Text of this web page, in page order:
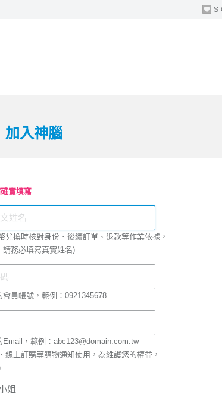
加入神腦
實填寫
兌換時核對身份、後續訂單、退款等作業依據，
請務必填寫真實姓名)
員帳號，範例：0921345678
Email，範例：abc123@domain.com.tw
線上訂購等購物通知使用，為維護您的權益，
姐